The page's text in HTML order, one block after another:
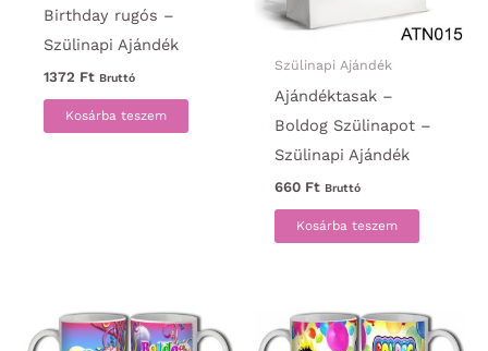
Birthday rugós –
Szülinapi Ajándék
1372 Ft Bruttó
Kosárba teszem
Szülinapi Ajándék
Ajándéktasak –
Boldog Szülinapot –
Szülinapi Ajándék
660 Ft Bruttó
Kosárba teszem